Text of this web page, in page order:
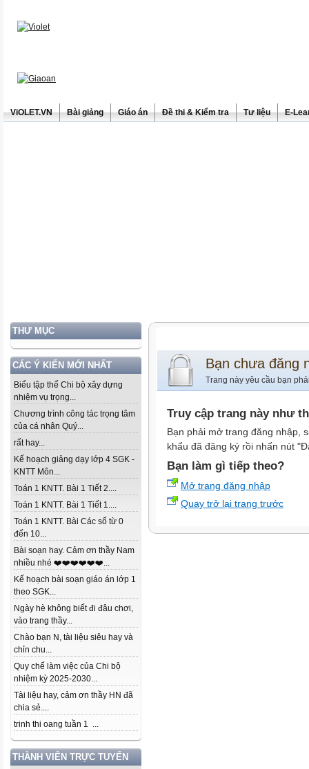
ViOLET.VN Bài giảng Giáo án Đề thi & Kiểm tra Tư liệu E-
THƯ MỤC
CÁC Ý KIẾN MỚI NHẤT
Biểu tập thể Chi bộ xây dựng
nhiệm vụ trọng...
Chương trình công tác trọng tâm
của cá nhân Quý...
rất hay...
Kế hoạch giảng dạy lớp 4 SGK -
KNTT Môn...
Toán 1 KNTT. Bài 1 Tiết 2....
Toán 1 KNTT. Bài 1 Tiết 1....
Toán 1 KNTT. Bài Các số từ 0
đến 10...
Bài soạn hay. Cảm ơn thầy Nam
nhiều nhé ❤️❤️❤️❤️❤️❤️...
Kế hoạch bài soạn giáo án lớp 1
theo SGK...
Ngày hè không biết đi đâu chơi,
vào trang thầy...
Chào bạn N, tài liệu siêu hay và
chỉn chu...
Quy chế làm việc của Chi bộ
nhiệm kỳ 2025-2030...
Tài liệu hay, cảm ơn thầy HN đã
chia sẻ....
trinh thi oang tuần 1 ...
THÀNH VIÊN TRỰC TUYẾN
Bạn chưa đăng
Trang này yêu cầu bạn
Truy cập trang này như
Bạn phải mở trang đăng nhập,
khẩu đã đăng ký rồi nhấn nút
Bạn làm gì tiếp theo?
Mở trang đăng nhập
Quay trở lại trang trước